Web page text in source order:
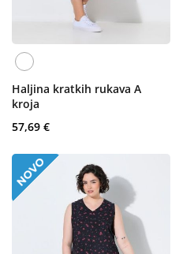
Haljina kratkih rukava A
kroja
57,69 €